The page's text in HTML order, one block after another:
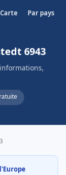
Carte Par pays
6943